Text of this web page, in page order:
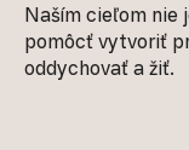
Naším cieľom nie
pomôcť vytvoriť
oddychovať a žiť.